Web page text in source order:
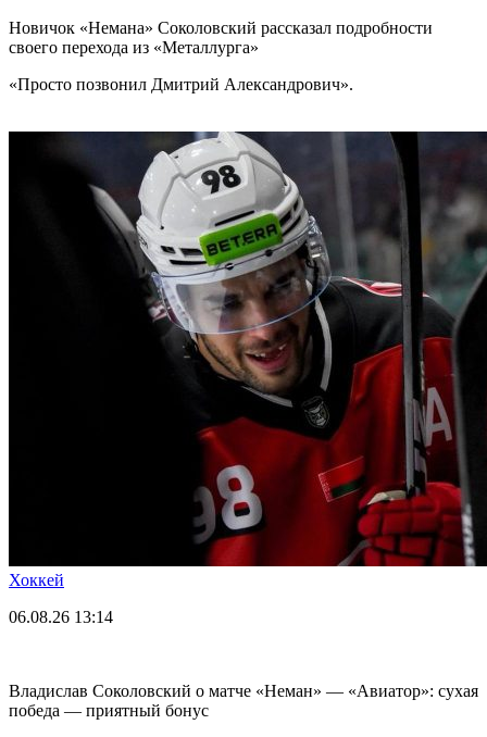
Новичок «Немана» Соколовский рассказал подробности
своего перехода из «Металлурга»
«Просто позвонил Дмитрий Александрович».
Хоккей
06.08.26 13:14
Владислав Соколовский о матче «Неман» — «Авиатор»: сухая
победа — приятный бонус